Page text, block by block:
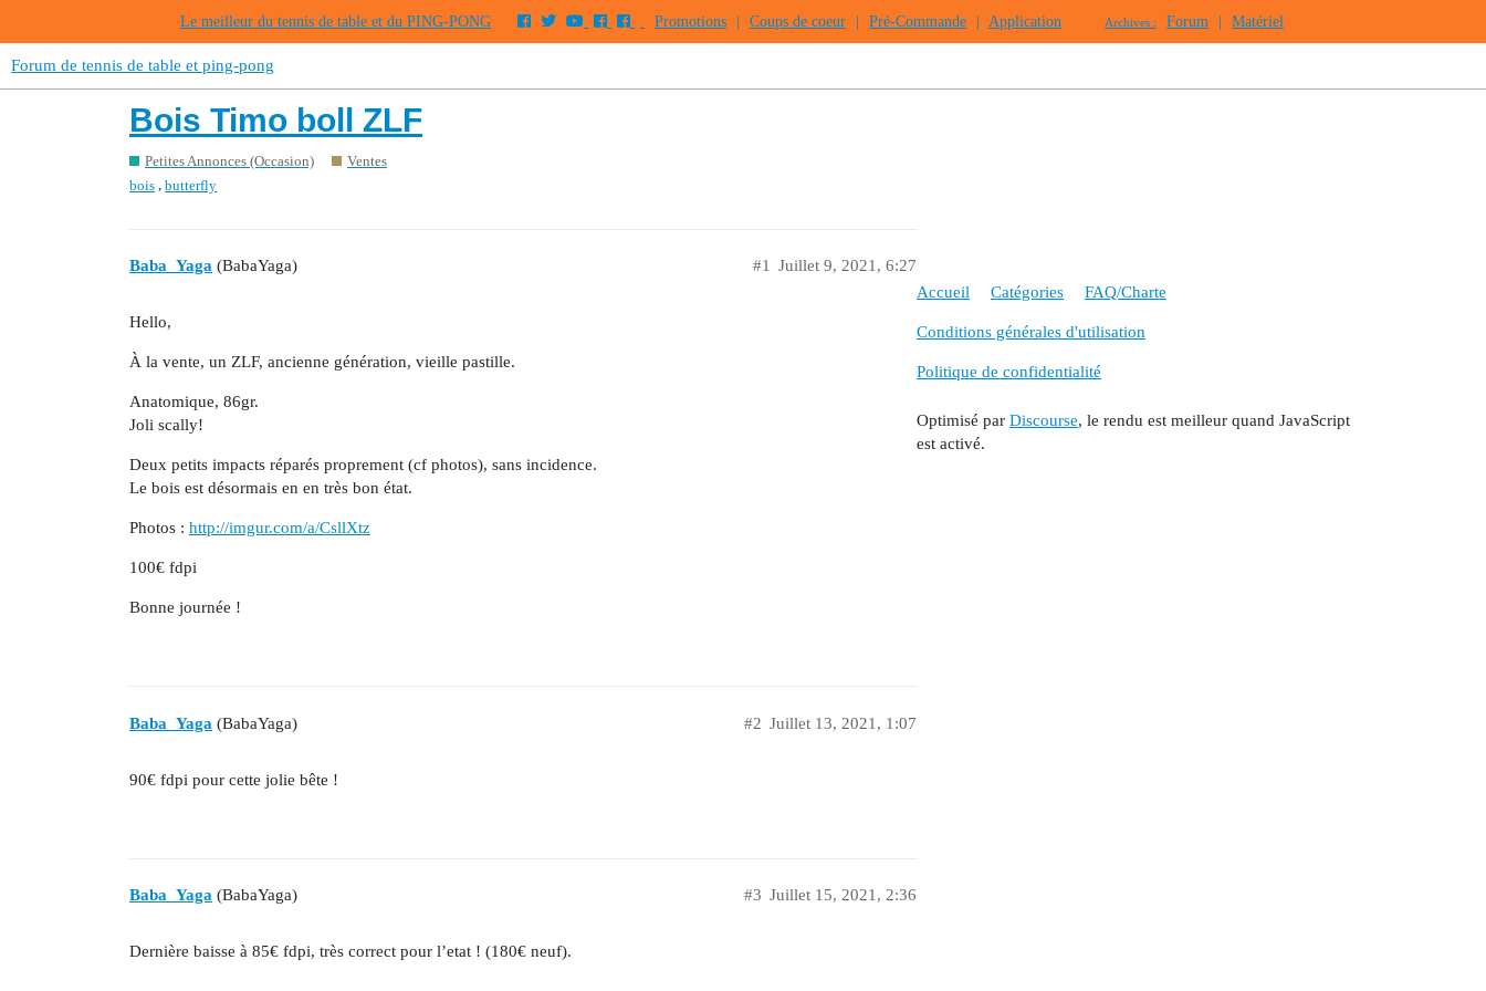
Le meilleur du tennis de table et du PING-PONG Promotions Coups de coeur Pré-Commande Application Archives : Forum Matériel
Forum de tennis de table et ping-pong
Bois Timo boll ZLF
Petites Annonces (Occasion)
Ventes
bois ,butterfly
Baba_Yaga (BabaYaga) Juillet 9, 2021, 6:27
#1
Hello,
À la vente, un ZLF, ancienne génération, vieille pastille.
Anatomique, 86gr.
Joli scally!
Deux petits impacts réparés proprement (cf photos), sans incidence.
Le bois est désormais en en très bon état.
Photos : http://imgur.com/a/CsllXtz
100€ fdpi
Bonne journée !
Baba_Yaga (BabaYaga) Juillet 13, 2021, 1:07
#2
90€ fdpi pour cette jolie bête !
Baba_Yaga (BabaYaga) Juillet 15, 2021, 2:36
#3
Dernière baisse à 85€ fdpi, très correct pour l’etat ! (180€ neuf).
Accueil Catégories FAQ/Charte
Conditions générales d'utilisation
Politique de confidentialité
Optimisé par Discourse, le rendu est meilleur quand JavaScript
est activé.